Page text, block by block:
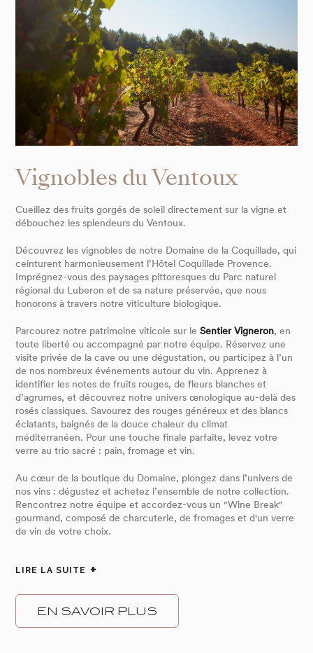
Vignobles du Ventoux
Cueillez des fruits gorgés de soleil directement sur la vigne et
débouchez les splendeurs du Ventoux.
Découvrez les vignobles de notre Domaine de la Coquillade, qui
ceinturent harmonieusement l’Hôtel Coquillade Provence.
Imprégnez-vous des paysages pittoresques du Parc naturel
régional du Luberon et de sa nature préservée, que nous
honorons à travers notre viticulture biologique.
Parcourez notre patrimoine viticole sur leSentier Vigneron, en
toute liberté ou accompagné par notre équipe. Réservez une
visite privée de la cave ou une dégustation, ou participez à l’un
de nos nombreux événements autour du vin. Apprenez à
identifier les notes de fruits rouges, de fleurs blanches et
d’agrumes, et découvrez notre univers œnologique au-delà des
rosés classiques. Savourez des rouges généreux et des blancs
éclatants, baignés de la douce chaleur du climat
méditerranéen. Pour une touche finale parfaite, levez votre
verre au trio sacré : pain, fromage et vin.
Au cœur de la boutique du Domaine, plongez dans l’univers de
nos vins : dégustez et achetez l’ensemble de notre collection.
Rencontrez notre équipe et accordez-vous un "Wine Break"
gourmand, composé de charcuterie, de fromages et d'un verre
de vin de votre choix.
LIRE LA SUITE
EN SAVOIR PLUS